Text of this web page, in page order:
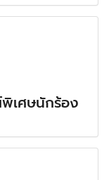
เศษนักร้อง